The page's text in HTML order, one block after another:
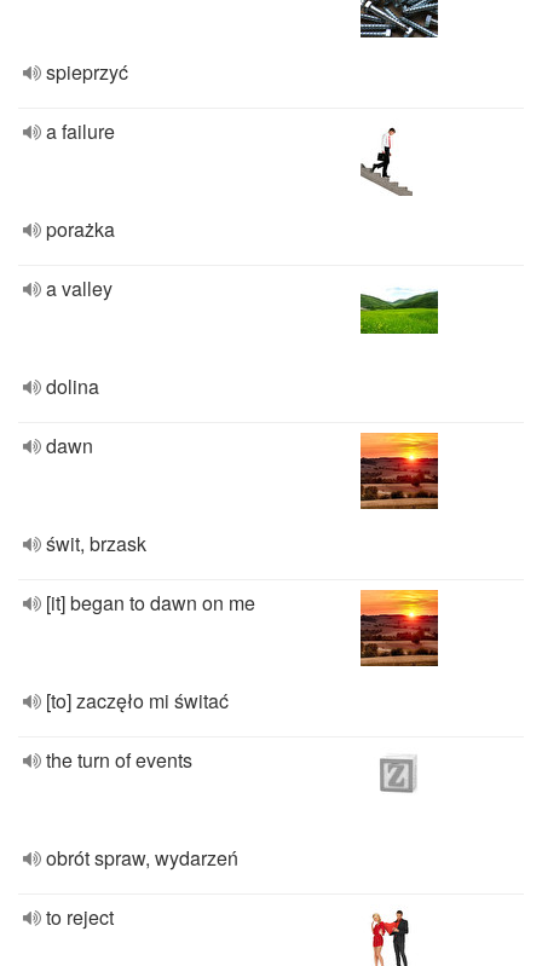
spieprzyć
a failure
porażka
a valley
dolina
dawn
świt, brzask
[it] began to dawn on me
[to] zaczęło mi świtać
the turn of events
obrót spraw, wydarzeń
to reject